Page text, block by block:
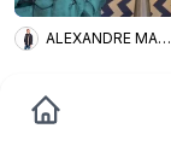
ALEXANDRE MAGNO ARQUITETURA